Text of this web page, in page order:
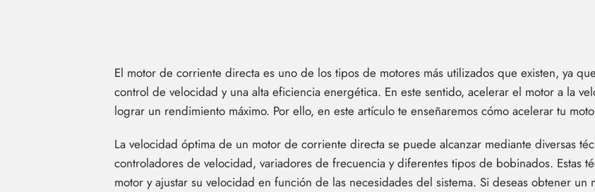
El motor de corriente directa es uno de los tipos de motores más utilizados que existen, ya
control de velocidad y una alta eficiencia energética. En este sentido, acelerar el motor a la
lograr un rendimiento máximo. Por ello, en este artículo te enseñaremos cómo acelerar tu
La velocidad óptima de un motor de corriente directa se puede alcanzar mediante diversas
controladores de velocidad, variadores de frecuencia y diferentes tipos de bobinados. Estas
motor y ajustar su velocidad en función de las necesidades del sistema. Si deseas obtener